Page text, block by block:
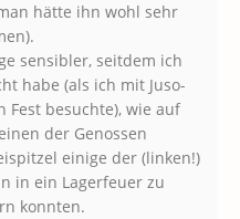
hätte ihn wohl sehr
sensibler, seitdem ich
habe (als ich mit Juso-
Fest besuchte), wie auf
der Genossen
einige der (linken!)
in ein Lagerfeuer zu
konnten.